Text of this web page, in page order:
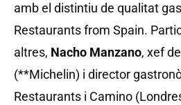
amb el distintiu de qualitat
Restaurants from Spain.
altres, Nacho Manzano, xef
(**Michelin) i director
Restaurants i Camino